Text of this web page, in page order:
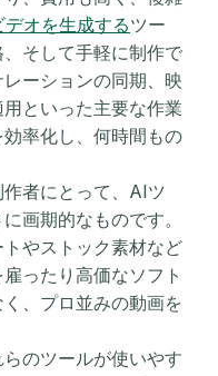
オを生成するツー
そして手軽に制作で
ーションの同期、映
といった主要な作業
率化し、何時間もの
者にとって、AIツ
画期的なものです。
やストック素材など
ったり高価なソフト
、プロ並みの動画を
のツールが使いやす